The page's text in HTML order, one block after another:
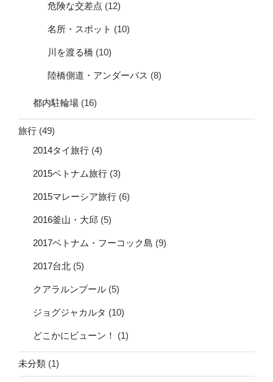
危険な交差点 (12)
名所・スポット (10)
川を渡る橋 (10)
陸橋側道・アンダーパス (8)
都内駐輪場 (16)
旅行 (49)
2014タイ旅行 (4)
2015ベトナム旅行 (3)
2015マレーシア旅行 (6)
2016釜山・大邱 (5)
2017ベトナム・フーコック島 (9)
2017台北 (5)
クアラルンプール (5)
ジョグジャカルタ (10)
どこかにビューン！ (1)
未分類 (1)